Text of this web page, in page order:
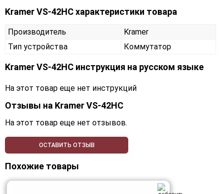
Kramer VS-42HC характеристики товара
Производитель
Kramer
Тип устройства
Коммутатор
Kramer VS-42HC инструкция на русском языке
На этот товар еще нет инструкций
Отзывы на Kramer VS-42HC
На этот товар еще нет отзывов.
ОСТАВИТЬ ОТЗЫВ
Похожие товары